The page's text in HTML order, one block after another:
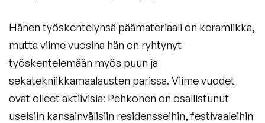
Hänen työskentelynsä päämateriaali on keramiikka,
mutta viime vuosina hän on ryhtynyt
työskentelemään myös puun ja
sekatekniikkamaalausten parissa. Viime vuodet
ovat olleet aktiivisia: Pehkonen on osallistunut
useisiin kansainvälisiin residensseihin, festivaaleihin